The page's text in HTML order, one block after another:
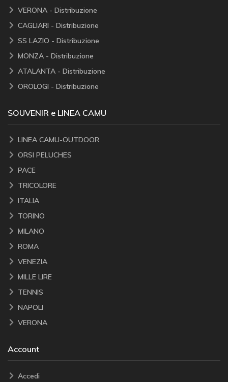
VERONA - Distribuzione
CAGLIARI - Distribuzione
SS LAZIO - Distribuzione
MONZA - Distribuzione
ATALANTA - Distribuzione
OROLOGI - Distribuzione
SOUVENIR e LINEA CAMU
LINEA CAMU-OUTDOOR
ORSI PELUCHES
PACE
TRICOLORE
ITALIA
TORINO
MILANO
ROMA
VENEZIA
MILLE LIRE
TENNIS
NAPOLI
VERONA
Account
Accedi